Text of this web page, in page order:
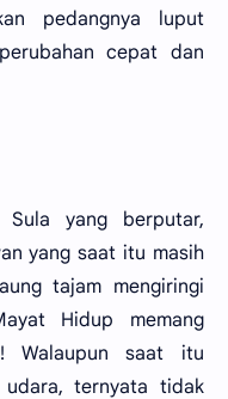
pedangnya luput
cepat dan
yang berputar,
yang saat itu masih
tajam mengiringi
Hidup memang
Walaupun saat itu
ternyata tidak